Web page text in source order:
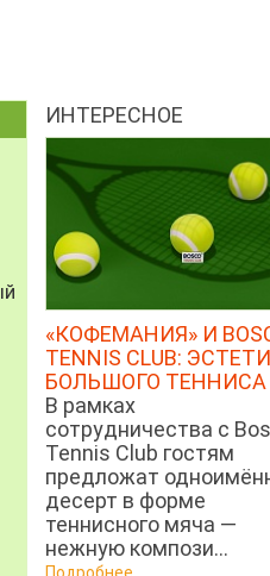
ИНТЕРЕСНОЕ
«КОФЕМАНИЯ» И
TENNIS CLUB:
БОЛЬШОГО ТЕННИСА
В рамках
сотрудничества с
Tennis Club гостям
предложат
десерт в форме
теннисного мяча —
нежную компози...